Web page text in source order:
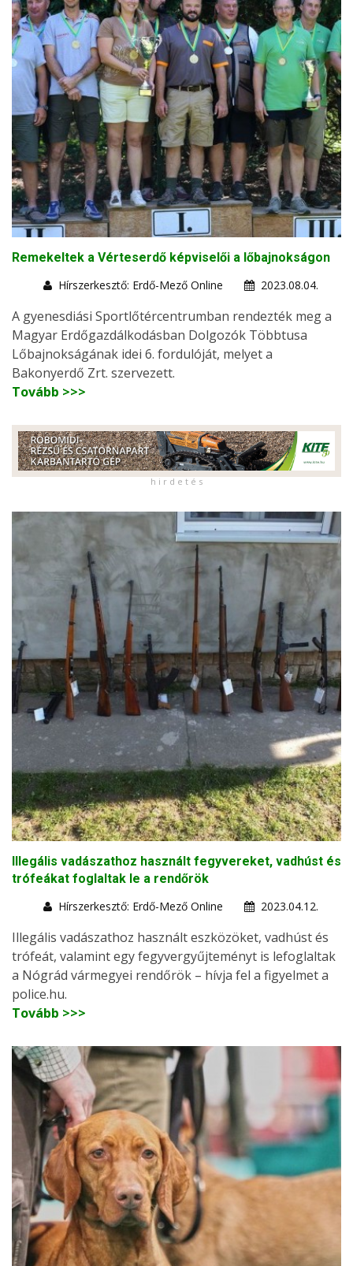
Remekeltek a Vérteserdő képviselői a lőbajnokságon
Hírszerkesztő: Erdő-Mező Online
2023.08.04.
A gyenesdiási Sportlőtércentrumban rendezték meg a
Magyar Erdőgazdálkodásban Dolgozók Többtusa
Lőbajnokságának idei 6. fordulóját, melyet a
Bakonyerdő Zrt. szervezett.
Tovább >>>
h i r d e t é s
Illegális vadászathoz használt fegyvereket, vadhúst és
trófeákat foglaltak le a rendőrök
Hírszerkesztő: Erdő-Mező Online
2023.04.12.
Illegális vadászathoz használt eszközöket, vadhúst és
trófeát, valamint egy fegyvergyűjteményt is lefoglaltak
a Nógrád vármegyei rendőrök – hívja fel a figyelmet a
police.hu.
Tovább >>>